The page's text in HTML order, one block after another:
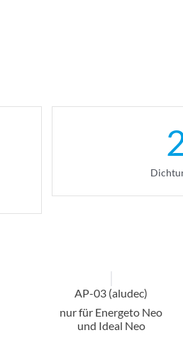
AP-03 (aludec)
nur für Energeto Neo
und Ideal Neo